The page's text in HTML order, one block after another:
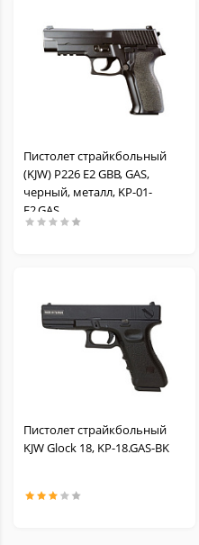
Пистолет страйкбольный
(KJW) P226 E2 GBB, GAS,
черный, металл, KP-01-
E2.GAS
Пистолет страйкбольный
KJW Glock 18, KP-18.GAS-BK